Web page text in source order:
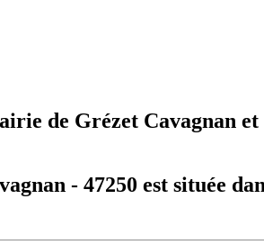
de Grézet Cavagnan et
- 47250 est située